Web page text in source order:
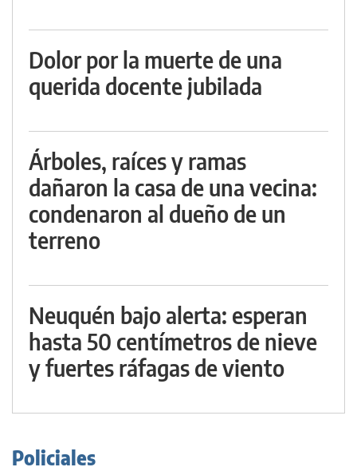
Dolor por la muerte de una
querida docente jubilada
Árboles, raíces y ramas
dañaron la casa de una vecina:
condenaron al dueño de un
terreno
Neuquén bajo alerta: esperan
hasta 50 centímetros de nieve
y fuertes ráfagas de viento
Policiales